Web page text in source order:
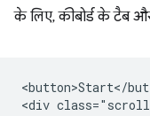
के लिए, कीबोर्ड के टैब
<button>Start</
<div